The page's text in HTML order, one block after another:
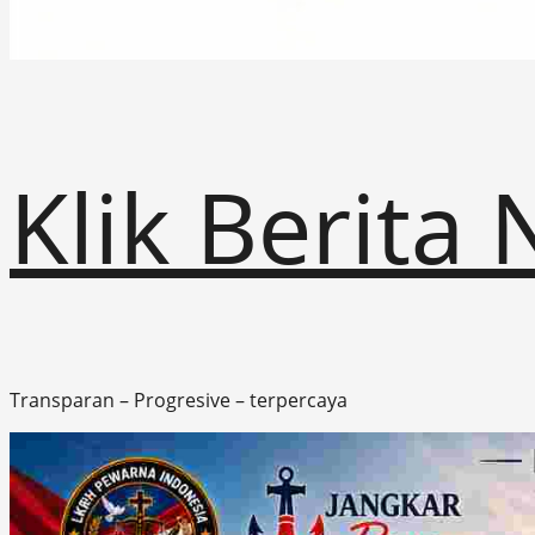
Klik Berita
Transparan – Progresive – terpercaya